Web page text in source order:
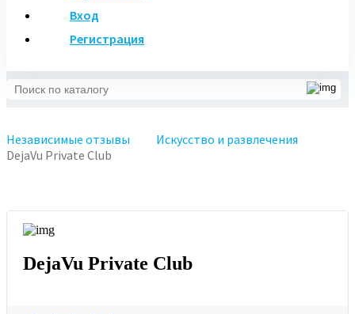
Вход
Регистрация
Независимые отзывы
Искусство и развлечения
DejaVu Private Club
DejaVu Private Club